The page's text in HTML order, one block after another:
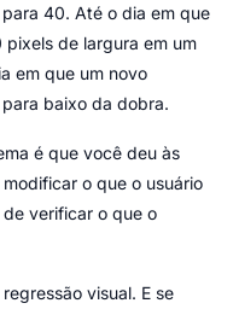
40. Até o dia em que
de largura em um
em que um novo
baixo da dobra.
é que você deu às
o que o usuário
verificar o que o
visual. E se